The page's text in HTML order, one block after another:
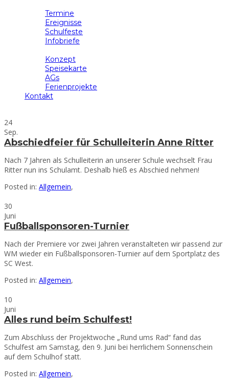
Termine
Ereignisse
Schulfeste
Infobriefe
Konzept
Speisekarte
AGs
Ferienprojekte
Kontakt
24
Sep.
Abschiedfeier für Schulleiterin Anne Ritter
Nach 7 Jahren als Schulleiterin an unserer Schule wechselt Frau
Ritter nun ins Schulamt. Deshalb hieß es Abschied nehmen!
Posted in: Allgemein,
30
Juni
Fußballsponsoren-Turnier
Nach der Premiere vor zwei Jahren veranstalteten wir passend zur
WM wieder ein Fußballsponsoren-Turnier auf dem Sportplatz des
SC West.
Posted in: Allgemein,
10
Juni
Alles rund beim Schulfest!
Zum Abschluss der Projektwoche „Rund ums Rad“ fand das
Schulfest am Samstag, den 9. Juni bei herrlichem Sonnenschein
auf dem Schulhof statt.
Posted in: Allgemein,